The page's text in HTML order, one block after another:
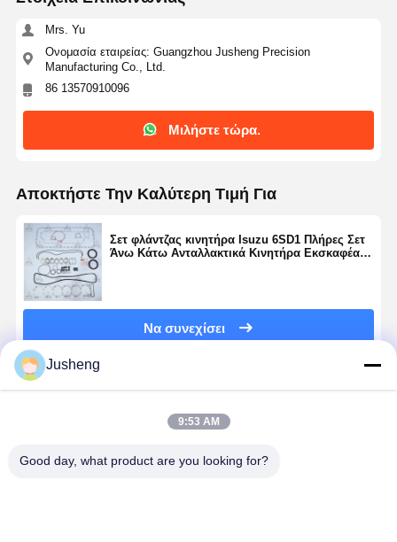
Mrs. Yu
Ονομασία εταιρείας: Guangzhou Jusheng Precision
Manufacturing Co., Ltd.
86 13570910096
Μιλήστε τώρα.
Αποκτήστε Την Καλύτερη Τιμή Για
Σετ φλάντζας κινητήρα Isuzu 6SD1 Πλήρες Σετ
Άνω Κάτω Ανταλλακτικά Κινητήρα Εκσκαφέα
Να συνεχίσει
Συνιστώμενα Προϊόντα
Jusheng
9:53 AM
Good day, what product are you looking for?